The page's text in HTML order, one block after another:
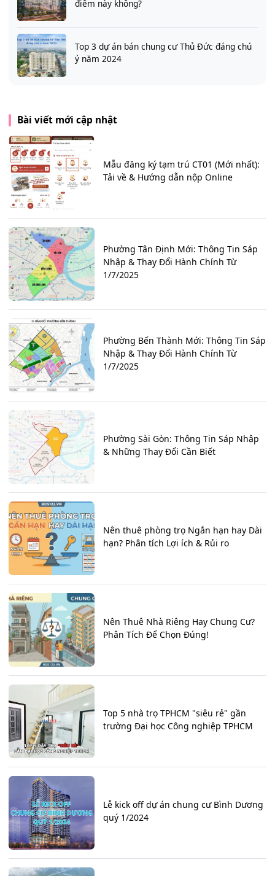
điểm này không?
Top 3 dự án bán chung cư Thủ Đức đáng chú
ý năm 2024
Bài viết mới cập nhật
Mẫu đăng ký tạm trú CT01 (Mới nhất):
Tải về & Hướng dẫn nộp Online
Phường Tân Định Mới: Thông Tin Sáp
Nhập & Thay Đổi Hành Chính Từ
1/7/2025
Phường Bến Thành Mới: Thông Tin Sáp
Nhập & Thay Đổi Hành Chính Từ
1/7/2025
Phường Sài Gòn: Thông Tin Sáp Nhập
& Những Thay Đổi Cần Biết
Nên thuê phòng trọ Ngắn hạn hay Dài
hạn? Phân tích Lợi ích & Rủi ro
Nên Thuê Nhà Riêng Hay Chung Cư?
Phân Tích Để Chọn Đúng!
Top 5 nhà trọ TPHCM "siêu rẻ" gần
trường Đại học Công nghiệp TPHCM
Lễ kick off dự án chung cư Bình Dương
quý 1/2024